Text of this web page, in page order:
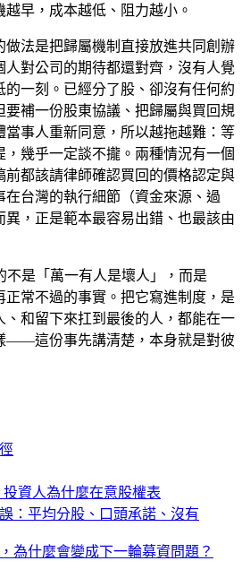
早，成本越低、阻力越小。
做法是把歸屬機制直接放進共同創辦
對公司的期待都還對齊，沒有人覺
一刻。已經分了股、卻沒有任何約
要補一份股東協議、把歸屬與買回規
當事人重新同意，所以越拖越難：等
，幾乎一定談不攏。兩種情況有一個
都該請律師確認買回的價格認定與
台灣的執行細節（資金來源、過
異，正是範本最容易出錯、也最該由
不是「萬一有人是壞人」，而是
正常不過的事實。把它寫進制度，是
、和留下來扛到最後的人，都能在一
——這份事先講清楚，本身就是對彼
投資人為什麼在意股權表
：平均分股、口頭承諾、沒有
為什麼會變成下一輪募資問題？